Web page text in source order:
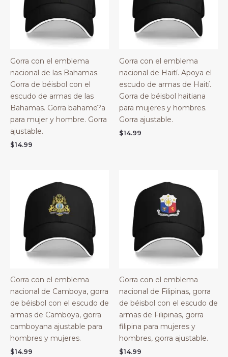
Gorra con el emblema
nacional de las Bahamas.
Gorra de béisbol con el
escudo de armas de las
Bahamas. Gorra bahame?a
para mujer y hombre. Gorra
ajustable.
$14.99
Gorra con el emblema
nacional de Haití. Apoya el
escudo de armas de Haití.
Gorra de béisbol haitiana
para mujeres y hombres.
Gorra ajustable.
$14.99
Gorra con el emblema
nacional de Camboya, gorra
de béisbol con el escudo de
armas de Camboya, gorra
camboyana ajustable para
hombres y mujeres.
$14.99
Gorra con el emblema
nacional de Filipinas, gorra
de béisbol con el escudo de
armas de Filipinas, gorra
filipina para mujeres y
hombres, gorra ajustable.
$14.99